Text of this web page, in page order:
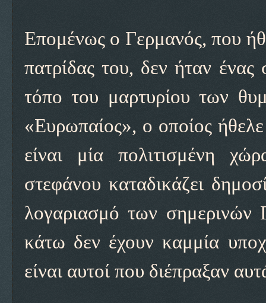
Επομένως ο Γερμανός, που
πατρίδας του, δεν ήταν
τόπο του μαρτυρίου των
«Ευρωπαίος», ο οποίος
είναι μία πολιτισμένη
στεφάνου καταδικάζει
λογαριασμό των σημερινών
κάτω δεν έχουν καμμία
είναι αυτοί που διέπραξαν